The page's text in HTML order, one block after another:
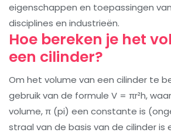
eigenschappen en toepassingen
disciplines en industrieën.
Hoe bereken je het
een cilinder?
Om het volume van een cilinder te
gebruik van de formule V = πr²h,
volume, π (pi) een constante is
straal van de basis van de cilinder is